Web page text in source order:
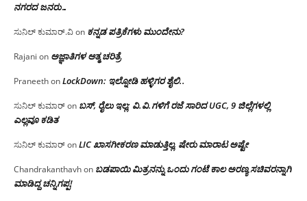
ನಗರದ ಜನರು…
ಸುನಿಲ್ ಕುಮಾರ್.ವಿon ಕನ್ನಡ ಪತ್ರಿಕೆಗಳು ಮುಂದೇನು?
Rajani on ಅಜ್ಞಾತಿಗಳ ಆತ್ಮ ಚರಿತ್ರೆ
PraneethonLockDown: ಇಲ್ನೋಡಿ ಹಳ್ಳಿಗರ ಶೈಲಿ..
ಸುನಿಲ್ ಕುಮಾರ್on ಬಸ್, ರೈಲು ಇಲ್ಲ; ವಿ.ವಿ.ಗಳಿಗೆ ರಜೆ ಸಾರಿದ UGC, 9 ಜಿಲ್ಲೆಗಳಲ್ಲಿ
ಎಲ್ಲವೂ ಕಡಿತ
ಸುನಿಲ್ ಕುಮಾರ್onLIC ಖಾಸಗೀಕರಣ ಮಾಡುತ್ತಿಲ್ಲ, ಷೇರು ಮಾರಾಟ ಅಷ್ಟೇ
Chandrakanthavhon ಬಡಪಾಯಿ ಮಿತ್ರನನ್ನು ಒಂದು ಗಂಟೆ ಕಾಲ ಅರಣ್ಯ ಸಚಿವರನ್ನಾಗಿ
ಮಾಡಿದ್ದ ಚನ್ನಿಗಪ್ಪ!